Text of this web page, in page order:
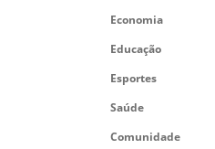
Economia
Educação
Esportes
Saúde
Comunidade